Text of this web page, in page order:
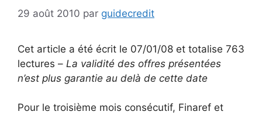
29 août 2010 par guidecredit
Cet article a été écrit le 07/01/08 et totalise 763
lectures – La validité des offres présentées
n’est plus garantie au delà de cette date
Pour le troisième mois consécutif, Finaref et